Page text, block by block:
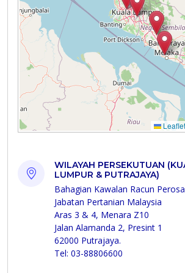
WILAYAH PERSEKUTUAN
LUMPUR & PUTRAJAYA)
Bahagian Kawalan Racun
Jabatan Pertanian Malaysia
Aras 3 & 4, Menara Z10
Jalan Alamanda 2, Presint 1
62000 Putrajaya.
Tel: 03-88806600